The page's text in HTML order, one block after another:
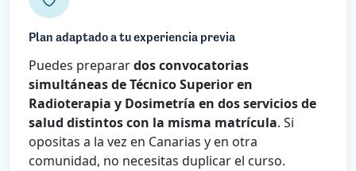
Plan adaptado a tu experiencia previa
Puedes preparardos convocatorias
simultáneas de Técnico Superior en
Radioterapia y Dosimetría en dos servicios de
salud distintos con la misma matrícula. Si
opositas a la vez en Canarias y en otra
comunidad, no necesitas duplicar el curso.